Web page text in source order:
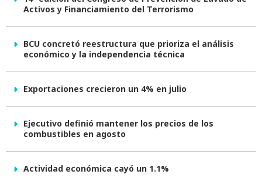
Activos y Financiamiento del Terrorismo
BCU concretó reestructura que prioriza el análisis
económico y la independencia técnica
Exportaciones crecieron un 4% en julio
Ejecutivo definió mantener los precios de los
combustibles en agosto
Actividad económica cayó un 1.1%